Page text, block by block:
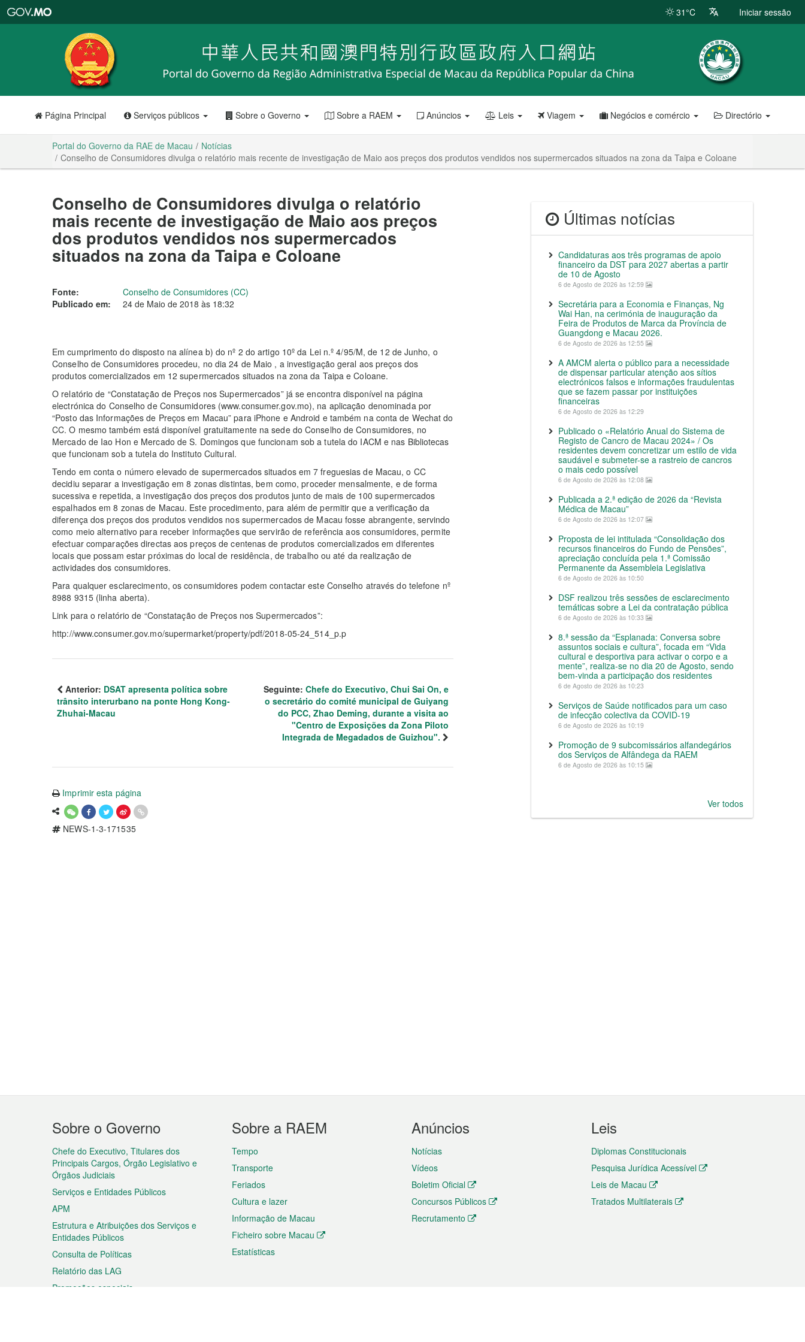
RAE
de
Macau
31°C Iniciar sessão
Página Principal Serviços públicos Sobre o Governo Sobre a RAEM Anúncios Leis Viagem Negócios e comércio Directório
Portal do Governo da RAE de Macau
Notícias
Conselho de Consumidores divulga o relatório mais recente de investigação de Maio aos preços dos produtos vendidos nos supermercados situados na zona da Taipa e Coloane
Conselho de Consumidores divulga o relatório
mais recente de investigação de Maio aos preços
dos produtos vendidos nos supermercados
situados na zona da Taipa e Coloane
Fonte:
Conselho de Consumidores (CC)
Publicado em:
24 de Maio de 2018 às 18:32
Em cumprimento do disposto na alínea b) do nº 2 do artigo 10º da Lei n.º 4/95/M, de 12 de Junho, o
Conselho de Consumidores procedeu, no dia 24 de Maio , a investigação geral aos preços dos
produtos comercializados em 12 supermercados situados na zona da Taipa e Coloane.
O relatório de “Constatação de Preços nos Supermercados” já se encontra disponível na página
electrónica do Conselho de Consumidores (www.consumer.gov.mo), na aplicação denominada por
“Posto das Informações de Preços em Macau” para iPhone e Android e também na conta de Wechat do
CC. O mesmo também está disponível gratuitamente na sede do Conselho de Consumidores, no
Mercado de Iao Hon e Mercado de S. Domingos que funcionam sob a tutela do IACM e nas Bibliotecas
que funcionam sob a tutela do Instituto Cultural.
Tendo em conta o número elevado de supermercados situados em 7 freguesias de Macau, o CC
decidiu separar a investigação em 8 zonas distintas, bem como, proceder mensalmente, e de forma
sucessiva e repetida, a investigação dos preços dos produtos junto de mais de 100 supermercados
espalhados em 8 zonas de Macau. Este procedimento, para além de permitir que a verificação da
diferença dos preços dos produtos vendidos nos supermercados de Macau fosse abrangente, servindo
como meio alternativo para receber informações que servirão de referência aos consumidores, permite
efectuar comparações directas aos preços de centenas de produtos comercializados em diferentes
locais que possam estar próximas do local de residência, de trabalho ou até da realização de
actividades dos consumidores.
Para qualquer esclarecimento, os consumidores podem contactar este Conselho através do telefone nº
8988 9315 (linha aberta).
Link para o relatório de “Constatação de Preços nos Supermercados”:
http://www.consumer.gov.mo/supermarket/property/pdf/2018-05-24_514_p.p
Anterior: DSAT apresenta política sobre
trânsito interurbano na ponte Hong Kong-
Zhuhai-Macau
Seguinte: Chefe do Executivo, Chui Sai On, e
o secretário do comité municipal de Guiyang
do PCC, Zhao Deming, durante a visita ao
"Centro de Exposições da Zona Piloto
Integrada de Megadados de Guizhou".
Imprimir esta página
NEWS-1-3-171535
Últimas notícias
Candidaturas aos três programas de apoio
financeiro da DST para 2027 abertas a partir
de 10 de Agosto
6 de Agosto de 2026 às 12:59
Secretária para a Economia e Finanças, Ng
Wai Han, na cerimónia de inauguração da
Feira de Produtos de Marca da Província de
Guangdong e Macau 2026.
6 de Agosto de 2026 às 12:55
A AMCM alerta o público para a necessidade
de dispensar particular atenção aos sítios
electrónicos falsos e informações fraudulentas
que se fazem passar por instituições
financeiras
6 de Agosto de 2026 às 12:29
Publicado o «Relatório Anual do Sistema de
Registo de Cancro de Macau 2024» / Os
residentes devem concretizar um estilo de vida
saudável e submeter-se a rastreio de cancros
o mais cedo possível
6 de Agosto de 2026 às 12:08
Publicada a 2.ª edição de 2026 da “Revista
Médica de Macau”
6 de Agosto de 2026 às 12:07
Proposta de lei intitulada “Consolidação dos
recursos financeiros do Fundo de Pensões”,
apreciação concluída pela 1.ª Comissão
Permanente da Assembleia Legislativa
6 de Agosto de 2026 às 10:50
DSF realizou três sessões de esclarecimento
temáticas sobre a Lei da contratação pública
6 de Agosto de 2026 às 10:33
8.ª sessão da “Esplanada: Conversa sobre
assuntos sociais e cultura”, focada em “Vida
cultural e desportiva para activar o corpo e a
mente”, realiza-se no dia 20 de Agosto, sendo
bem-vinda a participação dos residentes
6 de Agosto de 2026 às 10:23
Serviços de Saúde notificados para um caso
de infecção colectiva da COVID-19
6 de Agosto de 2026 às 10:19
Promoção de 9 subcomissários alfandegários
dos Serviços de Alfândega da RAEM
6 de Agosto de 2026 às 10:15
Ver todos
Menu
do
rodapé
Sobre o Governo
Chefe do Executivo, Titulares dos
Principais Cargos, Órgão Legislativo e
Órgãos Judiciais
Serviços e Entidades Públicos
APM
Estrutura e Atribuições dos Serviços e
Entidades Públicos
Consulta de Políticas
Relatório das LAG
Promoções especiais
Sobre a RAEM
Tempo
Transporte
Feriados
Cultura e lazer
Informação de Macau
Ficheiro sobre Macau
Estatísticas
Anúncios
Notícias
Vídeos
Boletim Oficial
Concursos Públicos
Recrutamento
Leis
Diplomas Constitucionais
Pesquisa Jurídica Acessível
Leis de Macau
Tratados Multilaterais